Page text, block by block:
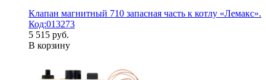
Клапан магнитный 710 запасная часть к котлу «Лемакс».
Код:013273
5 515 руб.
В корзину